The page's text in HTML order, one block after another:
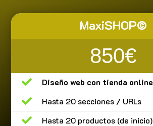
MaxiSHOP©
850€

Diseño web con tienda online

Hasta 20 secciones / URLs

Hasta 20 productos (de inicio)